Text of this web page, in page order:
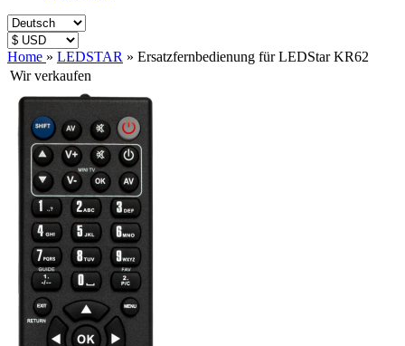
Home » LEDSTAR » Ersatzfernbedienung für LEDStar KR62
Wir verkaufen